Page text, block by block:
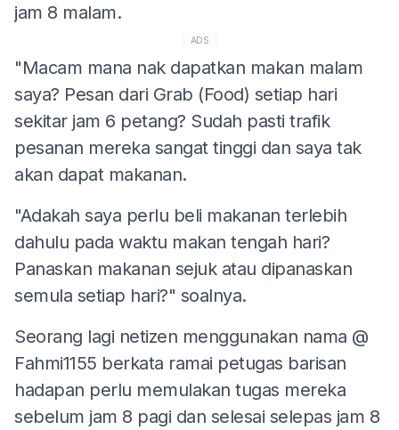
jam 8 malam.
ADS
"Macam mana nak dapatkan makan malam
saya? Pesan dari Grab (Food) setiap hari
sekitar jam 6 petang? Sudah pasti trafik
pesanan mereka sangat tinggi dan saya tak
akan dapat makanan.
"Adakah saya perlu beli makanan terlebih
dahulu pada waktu makan tengah hari?
Panaskan makanan sejuk atau dipanaskan
semula setiap hari?" soalnya.
Seorang lagi netizen menggunakan nama @
Fahmi1155 berkata ramai petugas barisan
hadapan perlu memulakan tugas mereka
sebelum jam 8 pagi dan selesai selepas jam 8